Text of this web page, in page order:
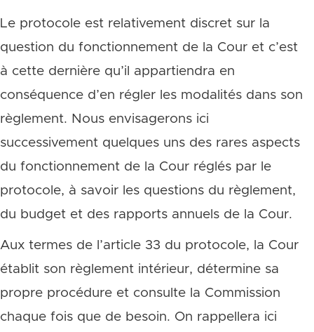
Le protocole est relativement discret sur la
question du fonctionnement de la Cour et c’est
à cette dernière qu’il appartiendra en
conséquence d’en régler les modalités dans son
règlement. Nous envisagerons ici
successivement quelques uns des rares aspects
du fonctionnement de la Cour réglés par le
protocole, à savoir les questions du règlement,
du budget et des rapports annuels de la Cour.
Aux termes de l’article 33 du protocole, la Cour
établit son règlement intérieur, détermine sa
propre procédure et consulte la Commission
chaque fois que de besoin. On rappellera ici